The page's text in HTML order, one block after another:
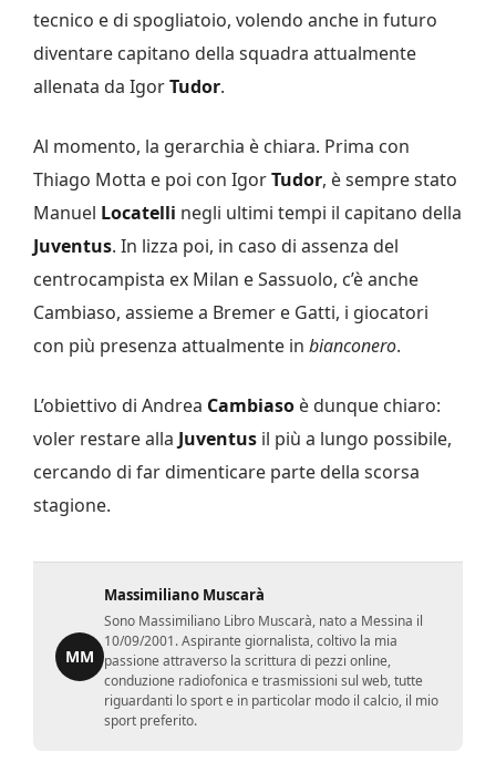
tecnico e di spogliatoio, volendo anche in futuro
diventare capitano della squadra attualmente
allenata da IgorTudor.
Al momento, la gerarchia è chiara. Prima con
Thiago Motta e poi con IgorTudor, è sempre stato
Manuel Locatelli negli ultimi tempi il capitano della
Juventus. In lizza poi, in caso di assenza del
centrocampista ex Milan e Sassuolo, c’è anche
Cambiaso, assieme a Bremer e Gatti, i giocatori
con più presenza attualmente in bianconero.
L’obiettivo di Andrea Cambiaso è dunque chiaro:
voler restare alla Juventus il più a lungo possibile,
cercando di far dimenticare parte della scorsa
stagione.
MM
Massimiliano Muscarà
Sono Massimiliano Libro Muscarà, nato a Messina il
10/09/2001. Aspirante giornalista, coltivo la mia
passione attraverso la scrittura di pezzi online,
conduzione radiofonica e trasmissioni sul web, tutte
riguardanti lo sport e in particolar modo il calcio, il mio
sport preferito.